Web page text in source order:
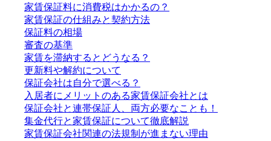
家賃保証料に消費税はかかるの？
家賃保証の仕組みと契約方法
保証料の相場
審査の基準
家賃を滞納するとどうなる？
更新料や解約について
保証会社は自分で選べる？
入居者にメリットのある家賃保証会社とは
保証会社と連帯保証人、両方必要なことも！
集金代行と家賃保証について徹底解説
家賃保証会社関連の法規制が進まない理由